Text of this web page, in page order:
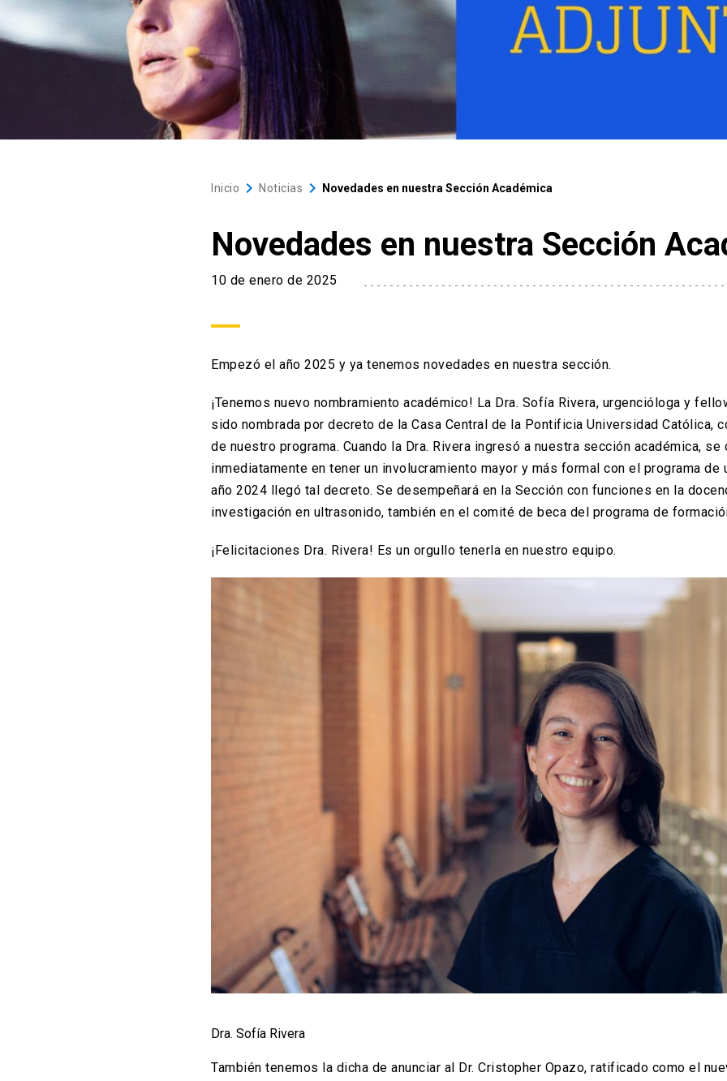
Inicio keyboard_arrow_rightNoticias keyboard_arrow_right Novedades en nuestra Sección Académica
Novedades en nuestra Sección
10 de enero de 2025
Empezó el año 2025 y ya tenemos novedades en nuestra sección.
¡Tenemos nuevo nombramiento académico! La Dra. Sofía Rivera, urgencióloga y
sido nombrada por decreto de la Casa Central de la Pontificia Universidad Católica,
de nuestro programa. Cuando la Dra. Rivera ingresó a nuestra sección académica, se
inmediatamente en tener un involucramiento mayor y más formal con el programa de
año 2024 llegó tal decreto. Se desempeñará en la Sección con funciones en la
investigación en ultrasonido, también en el comité de beca del programa de
¡Felicitaciones Dra. Rivera! Es un orgullo tenerla en nuestro equipo.
Dra. Sofía Rivera
También tenemos la dicha de anunciar al Dr. Cristopher Opazo, ratificado como el